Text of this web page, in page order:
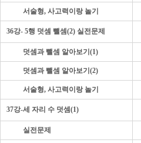
서술형, 사고력이랑 놀기
36강- 5행 덧셈 뺄셈(2) 실전문제
덧셈과 뺄셈 알아보기(1)
덧셈과 뺄셈 알아보기(2)
서술형, 사고력이랑 놀기
37강-세 자리 수 덧셈(1)
실전문제